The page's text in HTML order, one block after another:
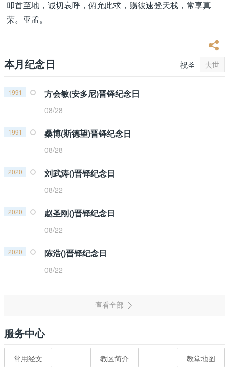
叩首至地，诚切哀呼，俯允此求，赐彼速登天栈，常享真
荣。亚孟。
本月纪念日 祝圣 去世
1991 方会敏(安多尼)晋铎纪念日
08/28
1991 桑博(斯德望)晋铎纪念日
08/28
2020 刘武涛()晋铎纪念日
08/22
2020 赵圣刚()晋铎纪念日
08/22
2020 陈浩()晋铎纪念日
08/22
服务中心
常用经文 教区简介 教堂地图